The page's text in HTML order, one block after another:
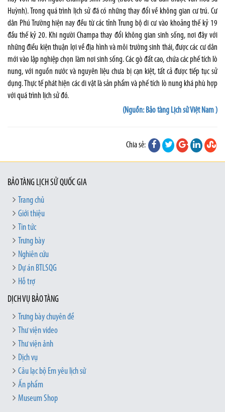
Huỳnh). Trong quá trình lịch sử đã có những thay đổi về không gian cư trú. Cư
dân Phú Trường hiện nay đều từ các tỉnh Trung bộ di cư vào khoảng thế kỷ 19
đầu thế kỷ 20. Khi người Champa thay đổi không gian sinh sống, nơi đây với
những điều kiện thuận lợi về địa hình và môi trường sinh thái, được các cư dân
mới vào lập nghiệp chọn làm nơi sinh sống. Các gò đất cao, chứa các phế tích lò
nung, với nguồn nước và nguyên liệu chưa bị cạn kiệt, tất cả được tiếp tục sử
dụng. Thực tế phát hiện các di vật là sản phẩm và phế tích lò nung khá phù hợp
với quá trình lịch sử đó.
(Nguồn: Bảo tàng Lịch sử Việt Nam )
Chia sẻ:
BẢO TÀNG LỊCH SỬ QUỐC GIA
Trang chủ
Giới thiệu
Tin tức
Trưng bày
Nghiên cứu
Dự án BTLSQG
Hỗ trợ
DỊCH VỤ BẢO TÀNG
Trưng bày chuyên đề
Thư viện video
Thư viện ảnh
Dịch vụ
Câu lạc bộ Em yêu lịch sử
Ấn phẩm
Museum Shop